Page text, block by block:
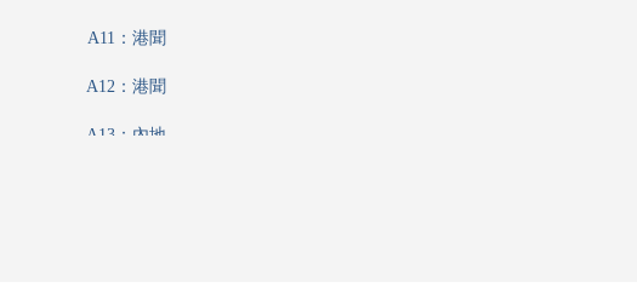
A11：港聞
A12：港聞
A13：內地